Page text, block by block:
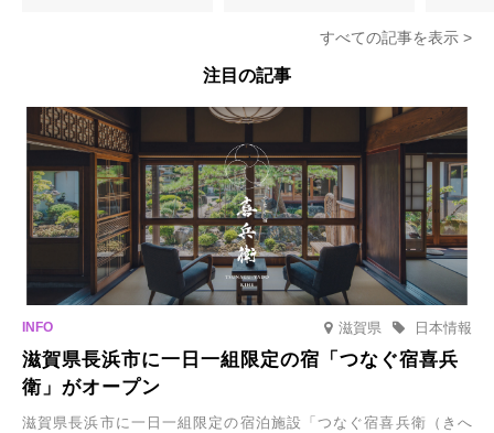
すべての記事を表示 >
注目の記事
滋賀県 日本情報
滋賀県長浜市に一日一組限定の宿「つなぐ宿喜兵
衛」がオープン
滋賀県長浜市に一日一組限定の宿泊施設「つなぐ宿喜兵衛（きへ